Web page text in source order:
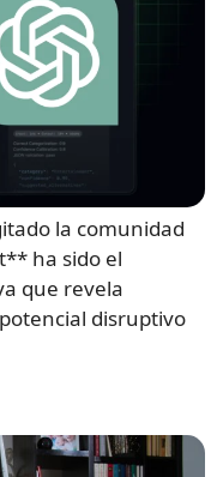
la comunidad
ha sido el
que revela
disruptivo